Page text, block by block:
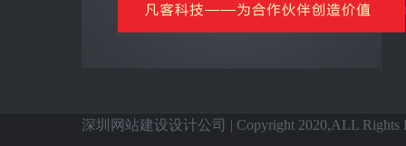
信息化基础产品
深圳网站建设设计公司 | Copyright 2020,ALL Rights